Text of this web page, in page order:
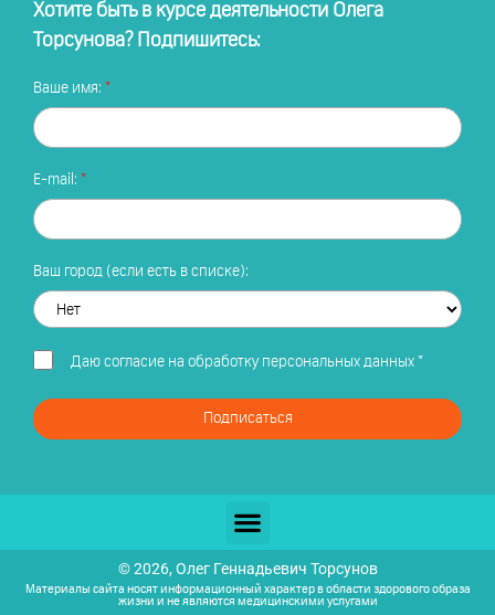
Хотите быть в курсе деятельности Олега
Торсунова? Подпишитесь:
Ваше имя:
E-mail:
Ваш город (если есть в списке):
Даю согласие на обработку персональных данных*
Подписаться
© 2026, Олег Геннадьевич Торсунов
Материалы сайта носят информационный характер в области здорового образа
жизни и не являются медицинскими услугами